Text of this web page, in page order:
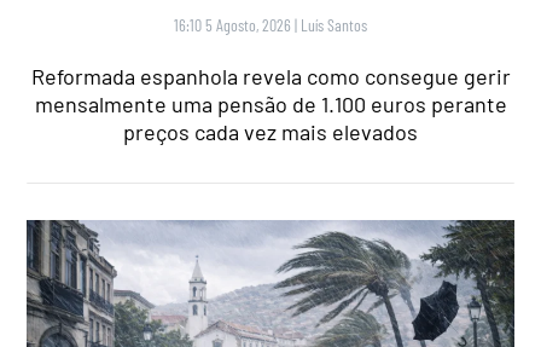
16:10 5 Agosto, 2026 | Luís Santos
Reformada espanhola revela como consegue gerir
mensalmente uma pensão de 1.100 euros perante
preços cada vez mais elevados